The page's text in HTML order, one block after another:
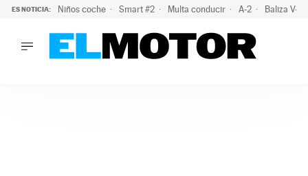
ES NOTICIA: Niños coche Smart #2 Multa conducir A-2 Baliza V-